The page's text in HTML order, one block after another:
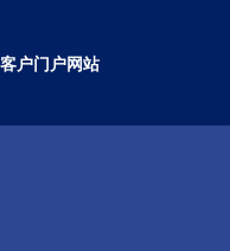
客户门户网站